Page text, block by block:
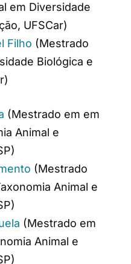
em Diversidade
UFSCar)
Filho (Mestrado
Biológica e
(Mestrado em em
Animal e
(Mestrado
Animal e
(Mestrado em
Animal e